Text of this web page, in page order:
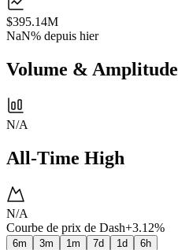
$395.14M
NaN% depuis hier
Volume & Amplitude
N/A
All-Time High
N/A
Courbe de prix de Dash+3.12%
6m 3m 1m 7d 1d 6h